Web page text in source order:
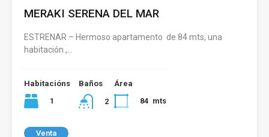
MERAKI SERENA DEL MAR
ESTRENAR – Hermoso apartamento de 84 mts, una
habitación ,…
Habitacións
1
Baños
2
Área
84 mts
Venta